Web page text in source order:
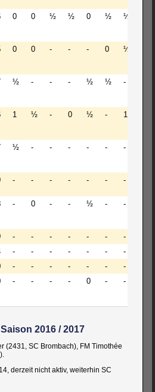
0 0 ½ ½ 0 ½ ½
0 0 - - - 0 ½
½ - - - ½ ½ -
1 ½ - 0 ½ - 1
½ - - - - - -
- - - - - - -
- 0 - - ½ - -
- - - - - - -
- - - - - - -
- - - - - - -
- - - - 0 - -
2016 / 2017
(2431, SC Brombach), FM Timothée
derzeit nicht aktiv, weiterhin SC